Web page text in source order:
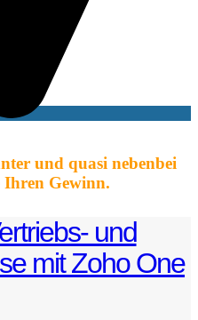
und quasi nebenbei
Ihren Gewinn.
und
mit Zoho One